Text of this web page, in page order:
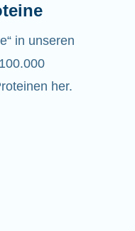
in unseren
her.